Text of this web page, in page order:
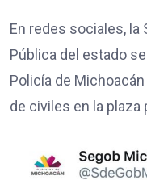
En redes sociales, la
Pública del estado
Policía de
de civiles en la plaza